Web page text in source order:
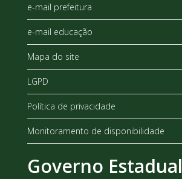
e-mail prefeitura
e-mail educação
Mapa do site
LGPD
Política de privacidade
Monitoramento de disponibilidade
Governo Estadual